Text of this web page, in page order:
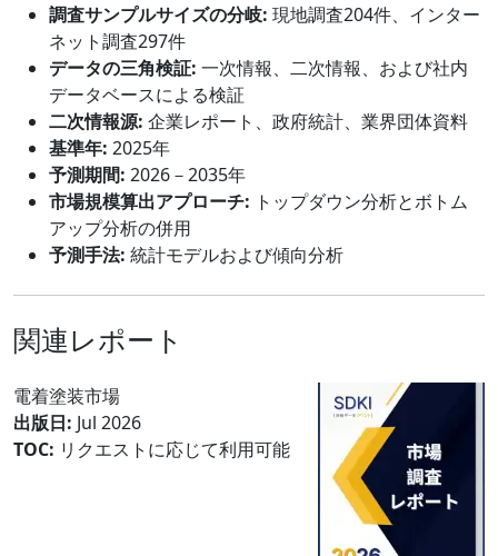
調査サンプルサイズの分岐: 現地調査204件、インター
ネット調査297件
データの三角検証: 一次情報、二次情報、および社内
データベースによる検証
二次情報源: 企業レポート、政府統計、業界団体資料
基準年: 2025年
予測期間: 2026－2035年
市場規模算出アプローチ: トップダウン分析とボトム
アップ分析の併用
予測手法: 統計モデルおよび傾向分析
関連レポート
電着塗装市場
出版日: Jul 2026
TOC: リクエストに応じて利用可能